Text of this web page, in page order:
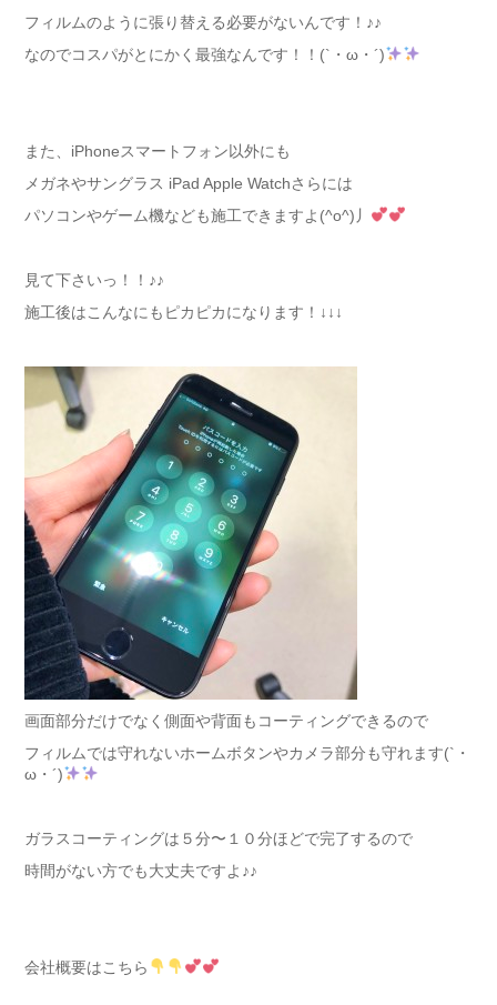
フィルムのように張り替える必要がないんです！♪♪
なのでコスパがとにかく最強なんです！！(`・ω・´)
また、iPhoneスマートフォン以外にも
メガネやサングラス iPad Apple Watchさらには
パソコンやゲーム機なども施工できますよ(^o^)丿
見て下さいっ！！♪♪
施工後はこんなにもピカピカになります！↓↓↓
画面部分だけでなく側面や背面もコーティングできるので
フィルムでは守れないホームボタンやカメラ部分も守れます(`・
ω・´)
ガラスコーティングは５分〜１０分ほどで完了するので
時間がない方でも大丈夫ですよ♪♪
会社概要はこちら